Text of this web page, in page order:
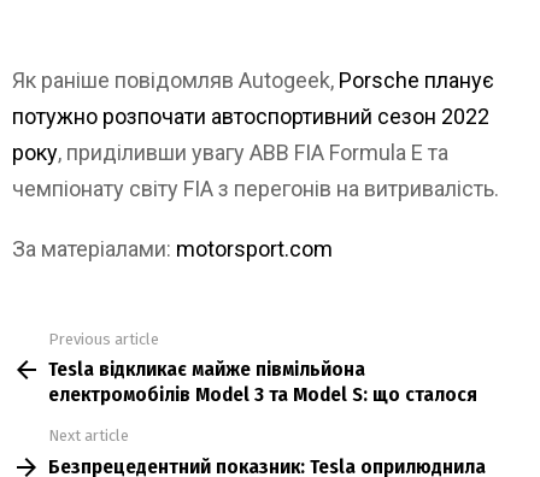
Як раніше повідомляв Autogeek, Porsche планує
потужно розпочати автоспортивний сезон 2022
року, приділивши увагу ABB FIA Formula E та
чемпіонату світу FIA з перегонів на витривалість.
За матеріалами: motorsport.com
more
Previous article
Tesla відкликає майже півмільйона
електромобілів Model 3 та Model S: що сталося
Next article
Безпрецедентний показник: Tesla оприлюднила